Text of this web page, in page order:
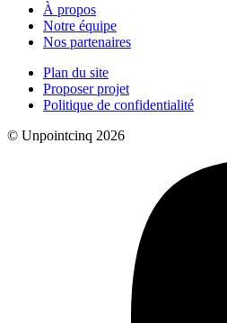
À propos
Notre équipe
Nos partenaires
Plan du site
Proposer projet
Politique de confidentialité
© Unpointcinq 2026